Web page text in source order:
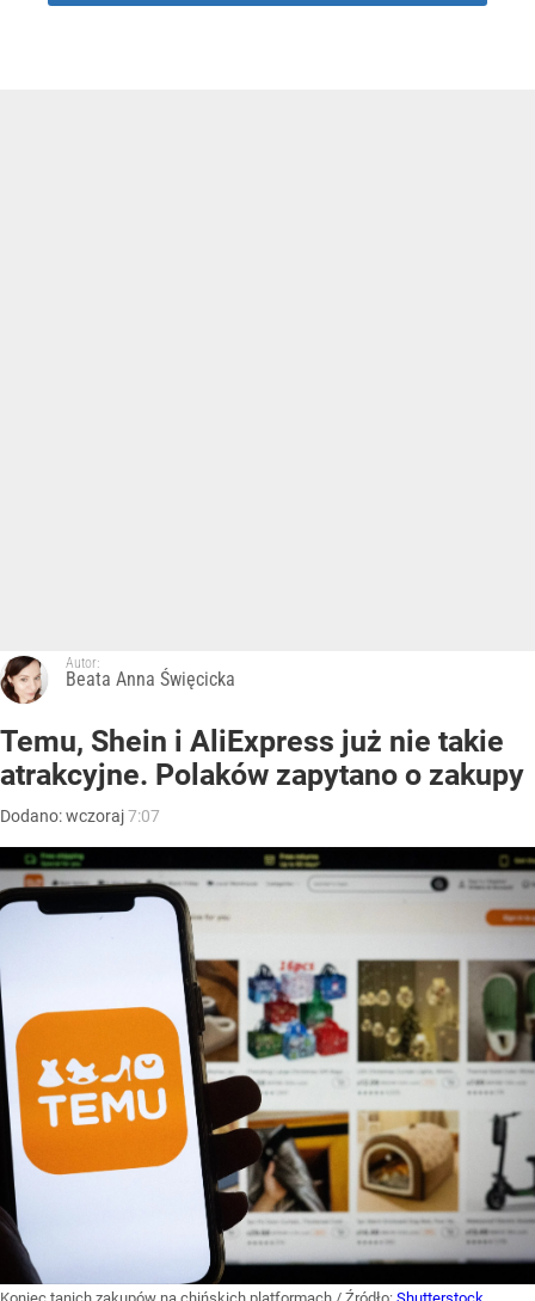
Autor:
Beata Anna Święcicka
Temu, Shein i AliExpress już nie takie
atrakcyjne. Polaków zapytano o zakupy
Dodano:wczoraj7:07